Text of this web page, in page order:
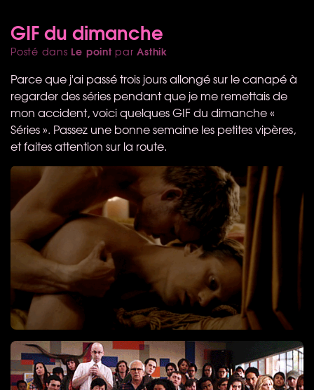
GIF du dimanche
Posté dans Le point parAsthik
Parce que j'ai passé trois jours allongé sur le canapé à
regarder des séries pendant que je me remettais de
mon accident, voici quelquesGIFdu dimanche «
Séries ». Passez une bonne semaine les petites vipères,
et faites attention sur la route.